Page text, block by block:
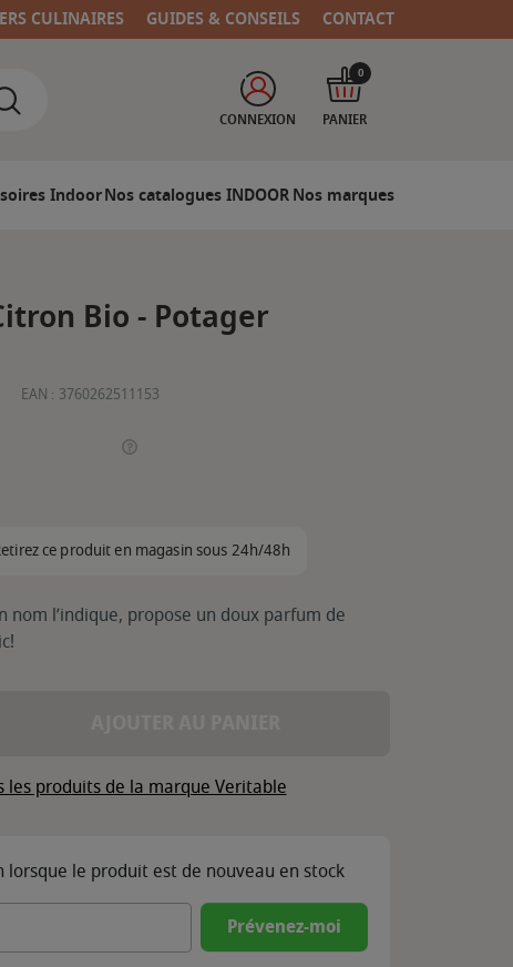
CULINAIRES GUIDES & CONSEILS CONTACT
CONNEXION PANIER
0
IndoorNos catalogues INDOORNos marques
Bio - Potager
EAN : 3760262511153
ce produit en magasin sous 24h/48h
nom l’indique, propose un doux parfum de
les produits de la marque Veritable
lorsque le produit est de nouveau en stock
Prévenez-moi